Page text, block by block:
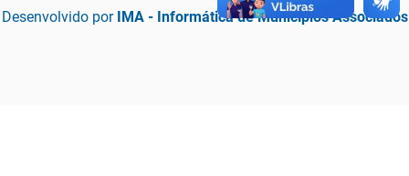
Desenvolvido por IMA - Informática de Municípios Associados